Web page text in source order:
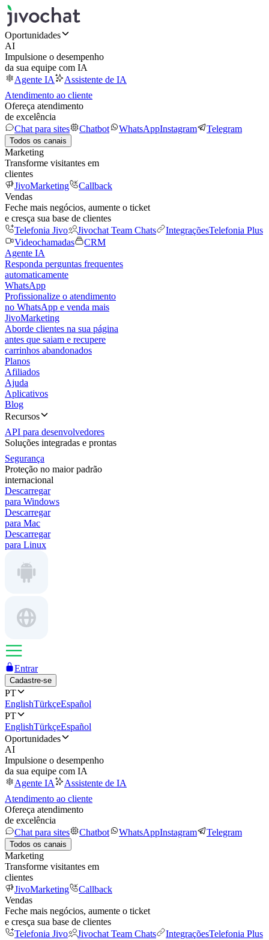
Oportunidades
AI
Impulsione o desempenho
da sua equipe com IA
Agente IA
Assistente de IA
Atendimento ao cliente
Ofereça atendimento
de excelência
Chat para sites
Chatbot WhatsAppInstagram Telegram
Todos os canais
Marketing
Transforme visitantes em
clientes
JivoMarketing
Callback
Vendas
Feche mais negócios, aumente o ticket
e cresça sua base de clientes
Telefonia Jivo
Jivochat Team Chats IntegraçõesTelefonia Plus
Videochamadas
CRM
Agente IA
Responda perguntas frequentes
automaticamente
WhatsApp
Profissionalize o atendimento
no WhatsApp e venda mais
JivoMarketing
Aborde clientes na sua página
antes que saiam e recupere
carrinhos abandonados
Planos
Afiliados
Ajuda
Aplicativos
Blog
Recursos
API para desenvolvedores
Soluções integradas e prontas
Segurança
Proteção no maior padrão
internacional
Descarregar
para Windows
Descarregar
para Mac
Descarregar
para Linux
Entrar
Cadastre-se
PT
EnglishTürkçeEspañol
PT
EnglishTürkçeEspañol
Oportunidades
AI
Impulsione o desempenho
da sua equipe com IA
Agente IA
Assistente de IA
Atendimento ao cliente
Ofereça atendimento
de excelência
Chat para sites
Chatbot WhatsAppInstagram Telegram
Todos os canais
Marketing
Transforme visitantes em
clientes
JivoMarketing
Callback
Vendas
Feche mais negócios, aumente o ticket
e cresça sua base de clientes
Telefonia Jivo
Jivochat Team Chats IntegraçõesTelefonia Plus